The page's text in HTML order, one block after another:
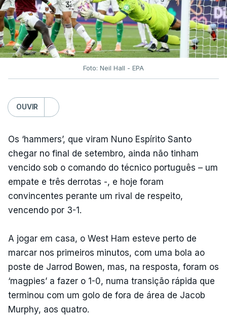
Foto: Neil Hall - EPA
OUVIR
Os ‘hammers’, que viram Nuno Espírito Santo
chegar no final de setembro, ainda não tinham
vencido sob o comando do técnico português – um
empate e três derrotas -, e hoje foram
convincentes perante um rival de respeito,
vencendo por 3-1.
A jogar em casa, o West Ham esteve perto de
marcar nos primeiros minutos, com uma bola ao
poste de Jarrod Bowen, mas, na resposta, foram os
‘magpies’ a fazer o 1-0, numa transição rápida que
terminou com um golo de fora de área de Jacob
Murphy, aos quatro.